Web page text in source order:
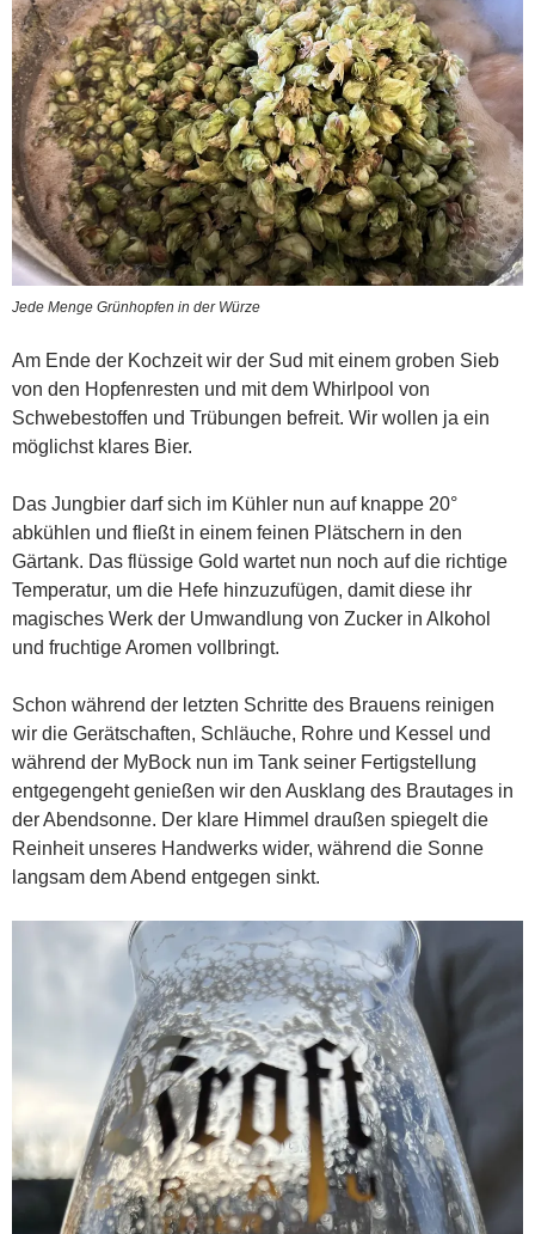
Jede Menge Grünhopfen in der Würze
Am Ende der Kochzeit wir der Sud mit einem groben Sieb
von den Hopfenresten und mit dem Whirlpool von
Schwebestoffen und Trübungen befreit. Wir wollen ja ein
möglichst klares Bier.
Das Jungbier darf sich im Kühler nun auf knappe 20°
abkühlen und fließt in einem feinen Plätschern in den
Gärtank. Das flüssige Gold wartet nun noch auf die richtige
Temperatur, um die Hefe hinzuzufügen, damit diese ihr
magisches Werk der Umwandlung von Zucker in Alkohol
und fruchtige Aromen vollbringt.
Schon während der letzten Schritte des Brauens reinigen
wir die Gerätschaften, Schläuche, Rohre und Kessel und
während der MyBock nun im Tank seiner Fertigstellung
entgegengeht genießen wir den Ausklang des Brautages in
der Abendsonne. Der klare Himmel draußen spiegelt die
Reinheit unseres Handwerks wider, während die Sonne
langsam dem Abend entgegen sinkt.